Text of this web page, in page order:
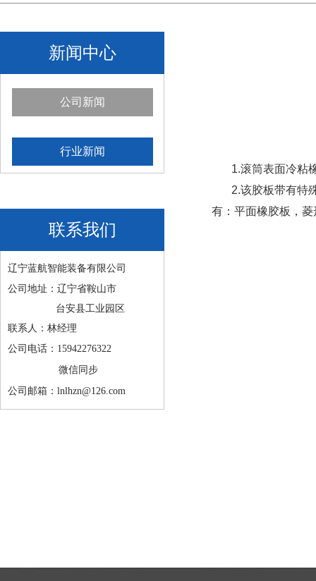
新闻中心
公司新闻
行业新闻
联系我们
辽宁蓝航智能装备有限公司
公司地址：辽宁省鞍山市
台安县工业园区
联系人：林经理
公司电话：15942276322
微信同步
公司邮箱：lnlhzn@126.com
1.滚筒表面冷粘橡
2.该胶板带有特殊
有：平面橡胶板，